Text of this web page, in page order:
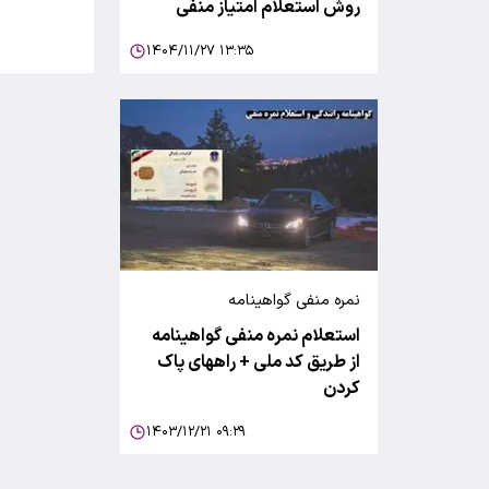
روش استعلام امتیاز منفی
۱۴۰۴/۱۱/۲۷ ۱۳:۳۵
نمره منفی گواهینامه
استعلام نمره منفی گواهینامه
از طریق کد ملی + راههای پاک
کردن
۱۴۰۳/۱۲/۲۱ ۰۹:۲۹